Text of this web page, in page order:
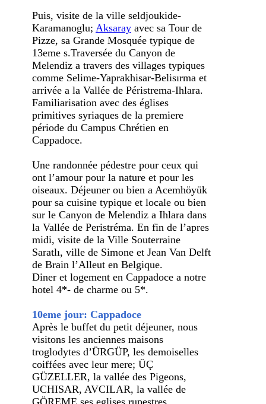
Puis, visite de la ville seldjoukide-
Karamanoglu; Aksaray avec sa Tour de
Pizze, sa Grande Mosquée typique de
13eme s.Traversée du Canyon de
Melendiz a travers des villages typiques
comme Selime-Yaprakhisar-Belisırma et
arrivée a la Vallée de Péristrema-Ihlara.
Familiarisation avec des églises
primitives syriaques de la premiere
période du Campus Chrétien en
Cappadoce.
Une randonnée pédestre pour ceux qui
ont l’amour pour la nature et pour les
oiseaux. Déjeuner ou bien a Acemhöyük
pour sa cuisine typique et locale ou bien
sur le Canyon de Melendiz a Ihlara dans
la Vallée de Peristréma. En fin de l’apres
midi, visite de la Ville Souterraine
Saratlı, ville de Simone et Jean Van Delft
de Brain l’Alleut en Belgique.
Diner et logement en Cappadoce a notre
hotel 4*- de charme ou 5*.
10eme jour: Cappadoce
Après le buffet du petit déjeuner, nous
visitons les anciennes maisons
troglodytes d’ÜRGÜP, les demoiselles
coiffées avec leur mere; ÜÇ
GÜZELLER, la vallée des Pigeons,
UCHISAR, AVCILAR, la vallée de
GÖREME ses eglises rupestres.